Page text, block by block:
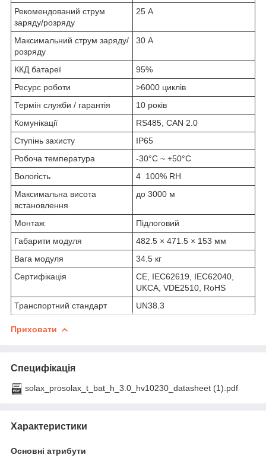
Рекомендований струм
заряду/розряду
25 А
Максимальний струм заряду/
розряду
30 А
ККД батареї
95%
Ресурс роботи
>6000 циклів
Термін служби / гарантія
10 років
Комунікації
RS485, CAN 2.0
Ступінь захисту
IP65
Робоча температура
-30°C ~ +50°C
Вологість
4 100% RH
Максимальна висота
встановлення
до 3000 м
Монтаж
Підлоговий
Габарити модуля
482.5 × 471.5 × 153 мм
Вага модуля
34.5 кг
Сертифікація
CE, IEC62619, IEC62040,
UKCA, VDE2510, RoHS
Транспортний стандарт
UN38.3
Приховати
Специфікація
solax_prosolax_t_bat_h_3.0_hv10230_datasheet (1).pdf
Характеристики
Основні атрибути